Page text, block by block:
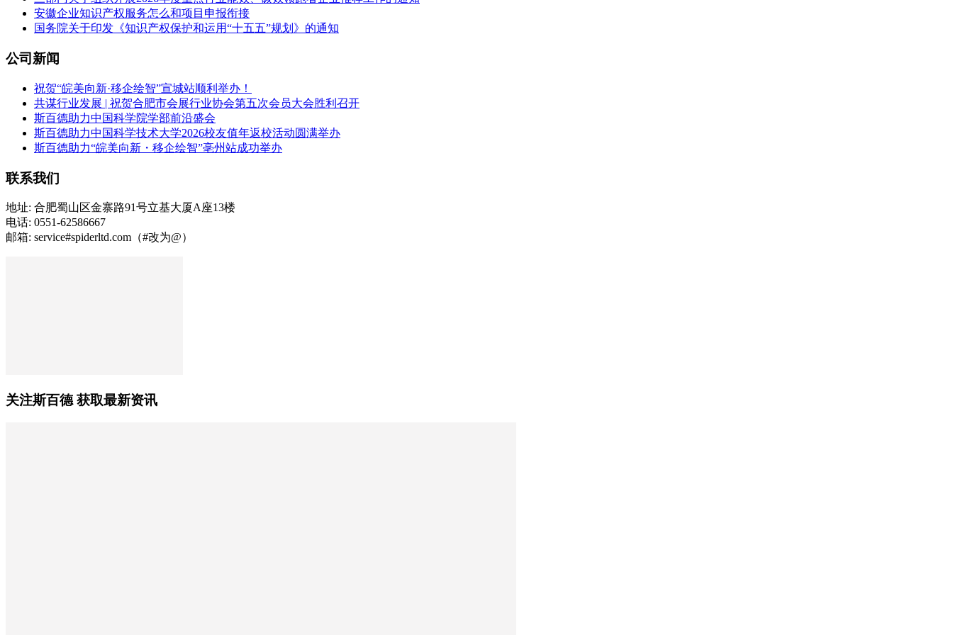
安徽企业知识产权服务怎么和项目申报衔接
国务院关于印发《知识产权保护和运用“十五五”规划》的通知
公司新闻
祝贺“皖美向新·移企绘智”宣城站顺利举办！
共谋行业发展 | 祝贺合肥市会展行业协会第五次会员大会胜利召开
斯百德助力中国科学院学部前沿盛会
斯百德助力中国科学技术大学2026校友值年返校活动圆满举办
斯百德助力“皖美向新・移企绘智”亳州站成功举办
联系我们
地址: 合肥蜀山区金寨路91号立基大厦A座13楼
电话: 0551-62586667
邮箱: service#spiderltd.com（#改为@）
关注斯百德 获取最新资讯